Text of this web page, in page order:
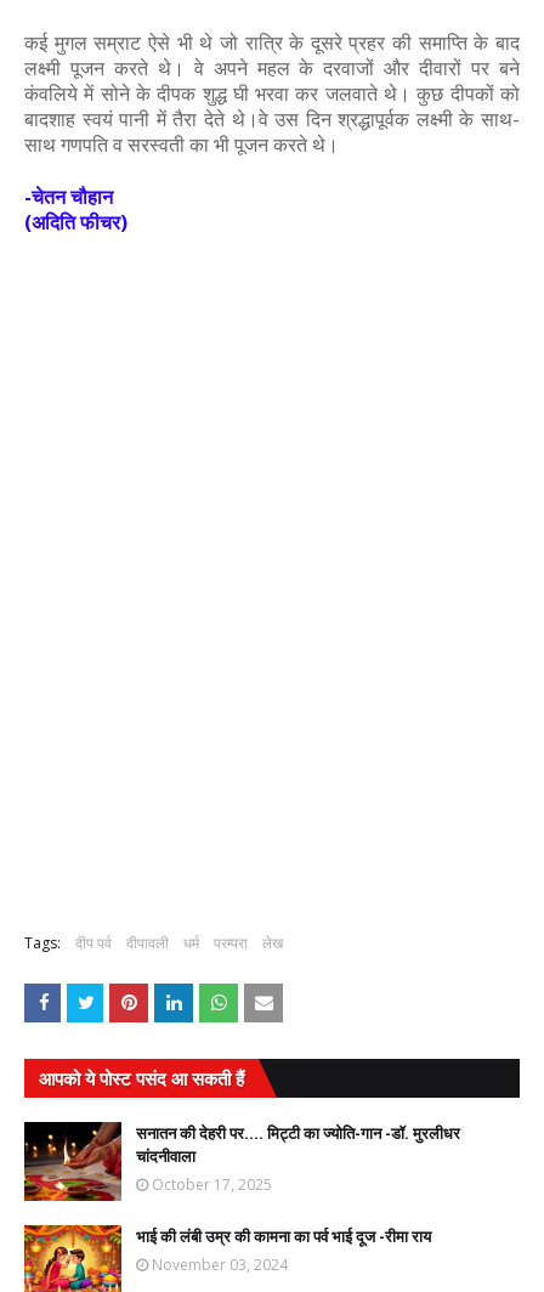
कई मुगल सम्राट ऐसे भी थे जो रात्रि के दूसरे प्रहर की समाप्ति के बाद
लक्ष्मी पूजन करते थे। वे अपने महल के दरवाजों और दीवारों पर बने
कंवलिये में सोने के दीपक शुद्ध घी भरवा कर जलवाते थे। कुछ दीपकों को
बादशाह स्वयं पानी में तैरा देते थे।वे उस दिन श्रद्धापूर्वक लक्ष्मी के साथ-
साथ गणपति व सरस्वती का भी पूजन करते थे।
-चेतन चौहान
(अदिति फीचर)
Tags: दीप पर्व दीपावली धर्म परम्परा लेख
आपको ये पोस्ट पसंद आ सकती हैं
सनातन की देहरी पर.... मिट्टी का ज्योति-गान -डॉ. मुरलीधर
चांदनीवाला
October 17, 2025
भाई की लंबी उम्र की कामना का पर्व भाई दूज -रीमा राय
November 03, 2024